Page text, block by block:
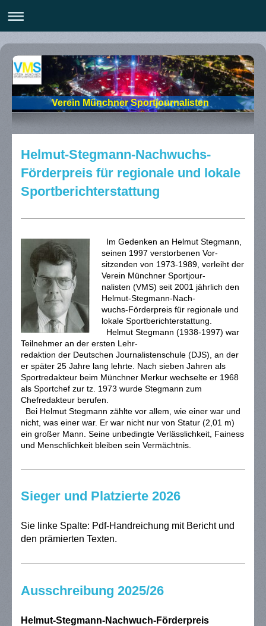
Verein Münchner Sportjournalisten
Helmut-Stegmann-Nachwuchs-
Förderpreis für regionale und lokale
Sportberichterstattung
Im Gedenken an Helmut Stegmann,
seinen 1997 verstorbenen Vor-
sitzenden von 1973-1989, verleiht der
Verein Münchner Sportjour-
nalisten (VMS) seit 2001 jährlich den
Helmut-Stegmann-Nach-
wuchs-Förderpreis für regionale und
lokale Sportberichterstattung.
Helmut Stegmann (1938-1997) war
Teilnehmer an der ersten Lehr-
redaktion der Deutschen Journalistenschule (DJS), an der
er später 25 Jahre lang lehrte. Nach sieben Jahren als
Sportredakteur beim Münchner Merkur wechselte er 1968
als Sportchef zur tz. 1973 wurde Stegmann zum
Chefredakteur berufen.
Bei Helmut Stegmann zählte vor allem, wie einer war und
nicht, was einer war. Er war nicht nur von Statur (2,01 m)
ein großer Mann. Seine unbedingte Verlässlichkeit, Fainess
und Menschlichkeit bleiben sein Vermächtnis.
Sieger und Platzierte 2026
Sie linke Spalte: Pdf-Handreichung mit Bericht und
den prämierten Texten.
Ausschreibung 2025/26
Helmut-Stegmann-Nachwuch-Förderpreis